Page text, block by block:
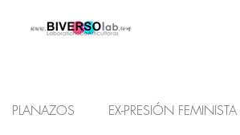
PLANAZOS EX-PRESIÓN FEMINISTA